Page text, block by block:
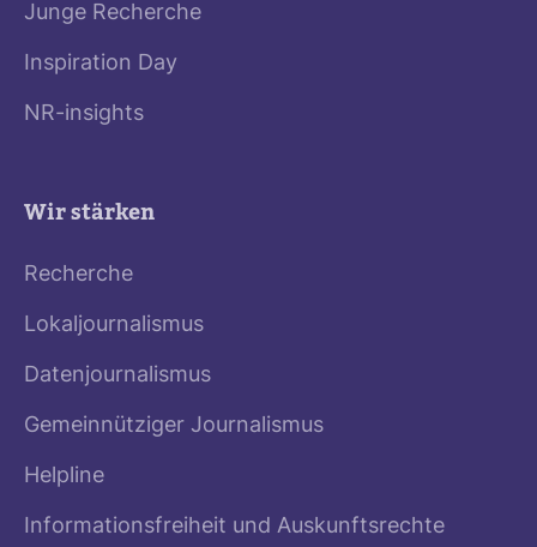
Junge Recherche
Inspiration Day
NR-insights
Wir stärken
Recherche
Lokaljournalismus
Datenjournalismus
Gemeinnütziger Journalismus
Helpline
Informationsfreiheit und Auskunftsrechte